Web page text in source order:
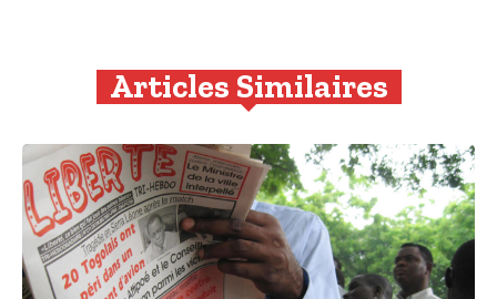
Articles Similaires